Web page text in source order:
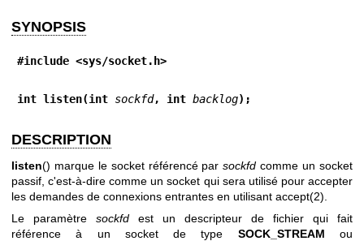
SYNOPSIS
#include <sys/socket.h>
int listen(int sockfd, int backlog);
DESCRIPTION
listen() marque le socket référencé parsockfd comme un socket
passif, c'est-à-dire comme un socket qui sera utilisé pour accepter
les demandes de connexions entrantes en utilisant accept(2)
Le paramètre sockfd est un descripteur de fichier qui fait
référence à un socket de type SOCK_STREAM ou